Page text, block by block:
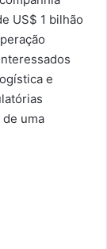
US$ 1 bilhão
e
uma